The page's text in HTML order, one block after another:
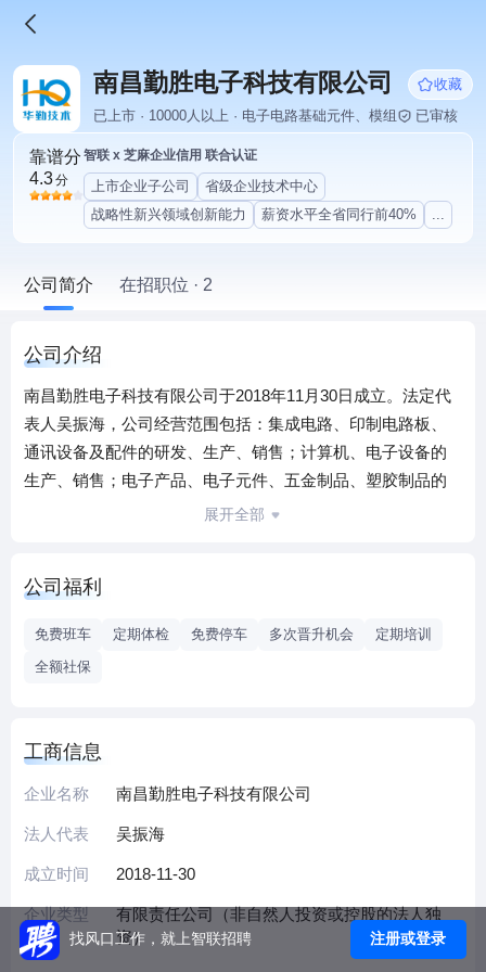
南昌勤胜电子科技有限公司
收藏
已上市 · 10000人以上 · 电子电路基础元件、模组
已审核
靠谱分
4.3分
智联 x 芝麻企业信用 联合认证
上市企业子公司
省级企业技术中心
战略性新兴领域创新能力
薪资水平全省同行前40% ...
公司简介 在招职位 · 2
公司介绍
南昌勤胜电子科技有限公司于2018年11月30日成立。法定代
表人吴振海，公司经营范围包括：集成电路、印制电路板、
通讯设备及配件的研发、生产、销售；计算机、电子设备的
生产、销售；电子产品、电子元件、五金制品、塑胶制品的
批发、零售；自有房屋租赁；自营或代理各类商品及技术的
展开全部
公司福利
免费班车 定期体检 免费停车 多次晋升机会
定期培训
全额社保
工商信息
企业名称 南昌勤胜电子科技有限公司
法人代表 吴振海
成立时间 2018-11-30
企业类型
有限责任公司（非自然人投资或控股的法人独
资）
找风口工作，就上智联招聘 注册或登录